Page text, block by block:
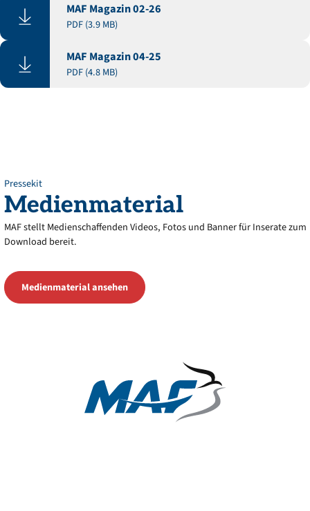
MAF Magazin 02-26
PDF (3.9 MB)
MAF Magazin 04-25
PDF (4.8 MB)
Pressekit
Medienmaterial
MAF stellt Medienschaffenden Videos, Fotos und Banner für Inserate zum
Download bereit.
Medienmaterial ansehen